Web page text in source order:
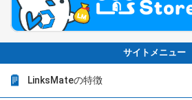
サイトメニュー
LinksMateの特徴